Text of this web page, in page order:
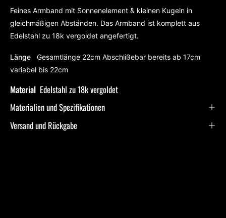
Feines Armband mit Sonnenelement & kleinen Kugeln in
gleichmäßigen Abständen. Das Armband ist komplett aus
Edelstahl zu 18k vergoldet angefertigt.
Länge
Gesamtlänge 22cm Abschlißebar bereits ab 17cm
variabel bis 22cm
Material Edelstahl zu 18k vergoldet
Materialien und Spezifikationen
Versand und Rückgabe